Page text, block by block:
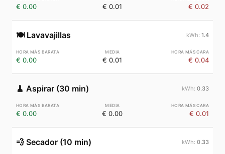
€ 0.00 € 0.01 € 0.02
🍽️ Lavavajillas 1.4
€ 0.00 € 0.01 € 0.04
🧹 Aspirar (30 min) 0.33
€ 0.00 € 0.00 € 0.01
💨 Secador (10 min) 0.33